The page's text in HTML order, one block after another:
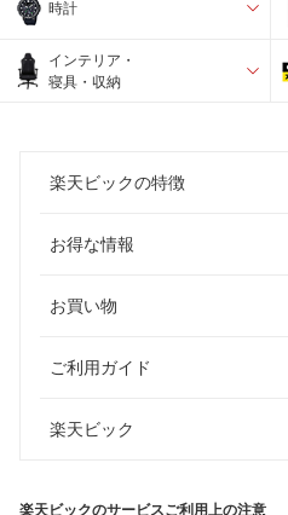
時計
インテリア・
寝具・収納
楽天ビックの特徴
お得な情報
お買い物
ご利用ガイド
楽天ビック
楽天ビックのサービスご利用上の注意